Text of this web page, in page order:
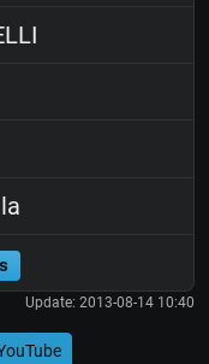
Update: 2013-08-14 10:40